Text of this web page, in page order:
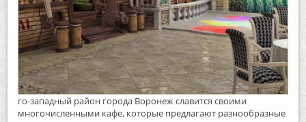
го-западный район города Воронеж славится своими
многочисленными кафе, которые предлагают разнообразные